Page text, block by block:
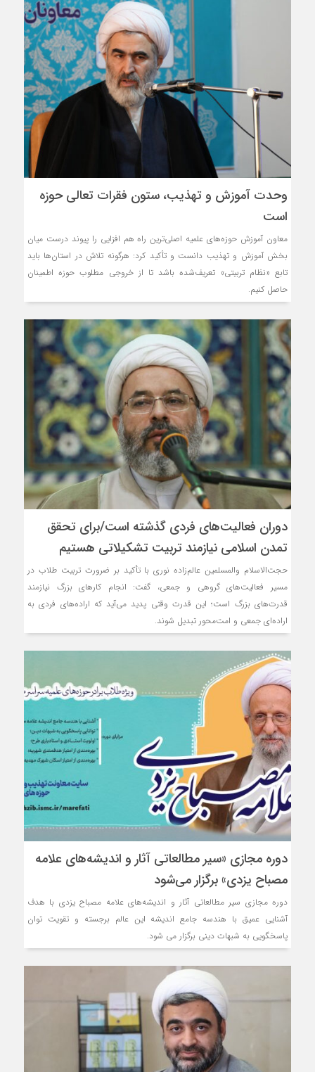
وحدت آموزش و تهذیب، ستون فقرات تعالی حوزه
است
معاون آموزش حوزه‌های علمیه اصلی‌ترین راه هم افزایی را پیوند درست میان
بخش آموزش و تهذیب دانست و تأکید کرد: هرگونه تلاش در استان‌ها باید
تابع «نظام تربیتی» تعریف‌شده باشد تا از خروجی مطلوب حوزه اطمینان
حاصل کنیم.
دوران فعالیت‌های فردی گذشته است/برای تحقق
تمدن اسلامی نیازمند تربیت تشکیلاتی هستیم
حجت‌الاسلام‌ والمسلمین عالم‌زاده نوری با تأکید بر ضرورت تربیت طلاب در
مسیر فعالیت‌های گروهی و جمعی، گفت: انجام کارهای بزرگ نیازمند
قدرت‌های بزرگ است؛ این قدرت وقتی پدید می‌آید که اراده‌های فردی به
اراده‌ای جمعی و امت‌محور تبدیل شوند.
دوره مجازی «سیر مطالعاتی آثار و اندیشه‌های علامه
مصباح یزدی» برگزار می‌شود
دوره مجازی سیر مطالعاتی آثار و اندیشه‌های علامه مصباح یزدی با هدف
آشنایی عمیق با هندسه جامع اندیشه این عالم برجسته و تقویت توان
پاسخگویی به شبهات دینی برگزار می شود.